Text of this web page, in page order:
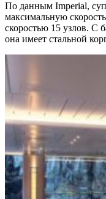
По данным Imperial,
максимальную
скоростью 15 узлов. С
она имеет стальной